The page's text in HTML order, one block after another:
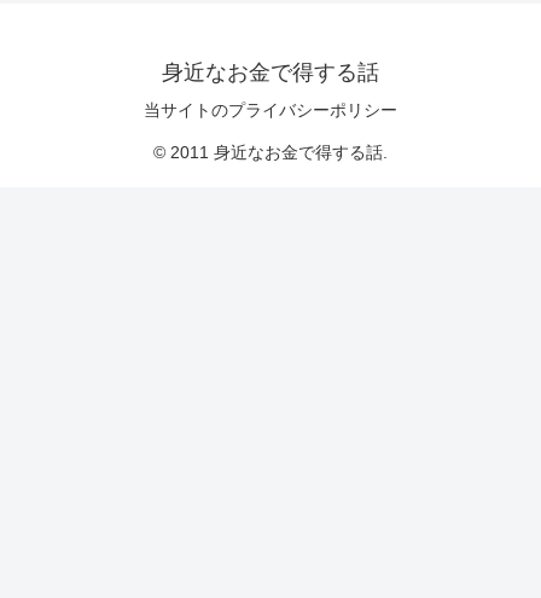
身近なお金で得する話
当サイトのプライバシーポリシー
© 2011 身近なお金で得する話.